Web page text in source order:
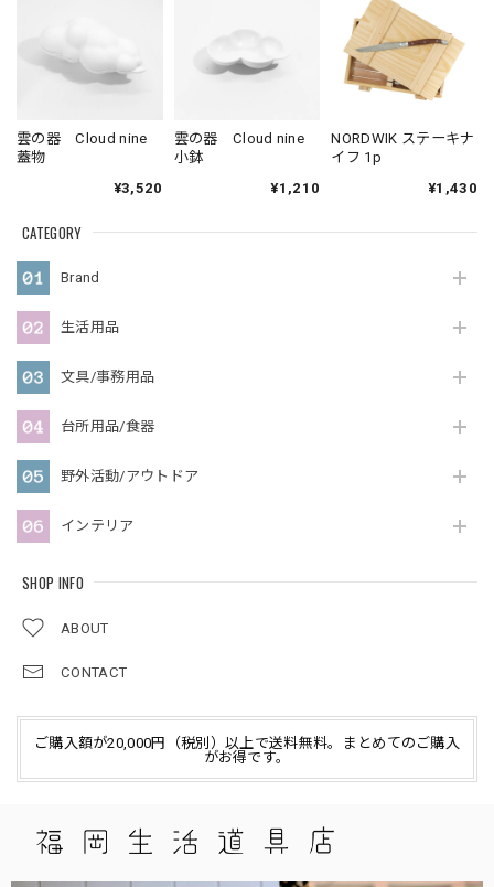
CATEGORY
Brand
生活用品
文具/事務用品
台所用品/食器
野外活動/アウトドア
インテリア
SHOP INFO
ABOUT
CONTACT
ご購入額が20,000円（税別）以上で送料無料。まとめてのご購入
がお得です。
雲の器 Cloud nine
蓋物
¥3,520
雲の器 Cloud nine
小鉢
¥1,210
NORDWIK ステーキナ
イフ 1p
¥1,430